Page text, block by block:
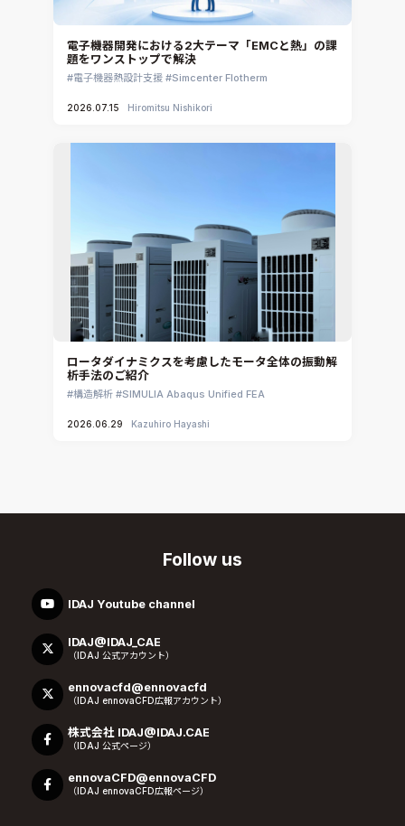
電子機器開発における2大テーマ「EMCと熱」の課
題をワンストップで解決
電子機器熱設計支援 Simcenter Flotherm
2026.07.15 Hiromitsu Nishikori
ロータダイナミクスを考慮したモータ全体の振動解
析手法のご紹介
構造解析 SIMULIA Abaqus Unified FEA
2026.06.29 Kazuhiro Hayashi
Follow us
IDAJ Youtube channel
IDAJ@IDAJ_CAE
（IDAJ 公式アカウント）
ennovacfd@ennovacfd
（IDAJ ennovaCFD広報アカウント）
株式会社 IDAJ@IDAJ.CAE
（IDAJ 公式ページ）
ennovaCFD@ennovaCFD
（IDAJ ennovaCFD広報ページ）